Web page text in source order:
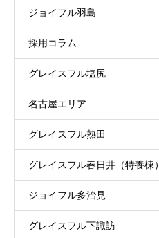
ジョイフル羽島
採用コラム
グレイスフル塩尻
名古屋エリア
グレイスフル熱田
グレイスフル春日井（特養棟）
ジョイフル多治見
グレイスフル下諏訪